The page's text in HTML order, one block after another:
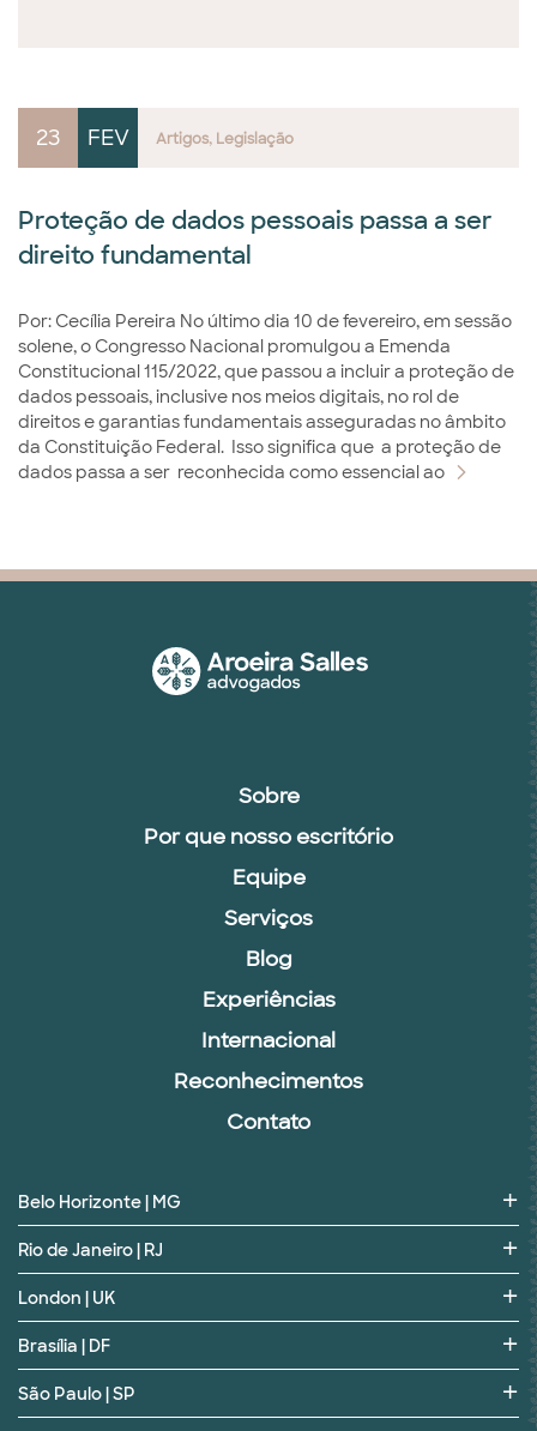
23 FEV Artigos Legislação
Proteção de dados pessoais passa a ser
direito fundamental
Por: Cecília Pereira No último dia 10 de fevereiro, em sessão
solene, o Congresso Nacional promulgou a Emenda
Constitucional 115/2022, que passou a incluir a proteção de
dados pessoais, inclusive nos meios digitais, no rol de
direitos e garantias fundamentais asseguradas no âmbito
da Constituição Federal. Isso significa que a proteção de
dados passa a ser reconhecida como essencial ao
Sobre
Por que nosso escritório
Equipe
Serviços
Blog
Experiências
Internacional
Reconhecimentos
Contato
Belo Horizonte | MG
Rio de Janeiro | RJ
London | UK
Brasília | DF
São Paulo | SP